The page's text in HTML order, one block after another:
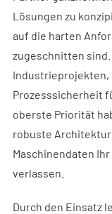
Lösungen zu
auf die harten
zugeschnitten
Industrieprojekten,
Prozesssicherheit
oberste Priorität
robuste
Maschinendaten
verlassen.
Durch den Einsatz